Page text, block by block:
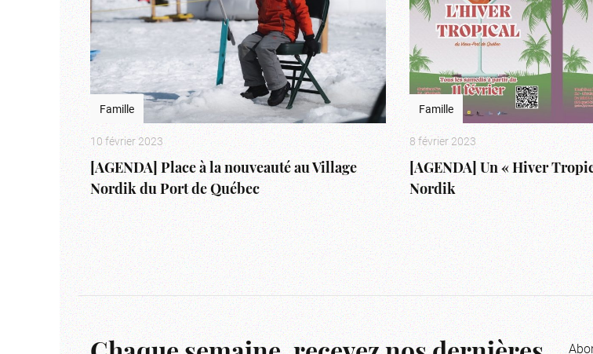
Famille
10 février 2023
[AGENDA] Place à la nouveauté au Village
Nordik du Port de Québec
Famille
8 février 2023
[AGENDA] Un « Hiver
Nordik